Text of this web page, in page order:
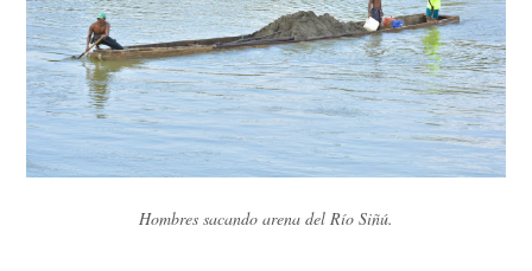
Hombres sacando arena del Río Siñú.